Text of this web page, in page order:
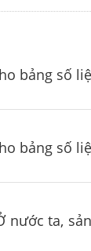
bảng số
bảng số
nước ta,